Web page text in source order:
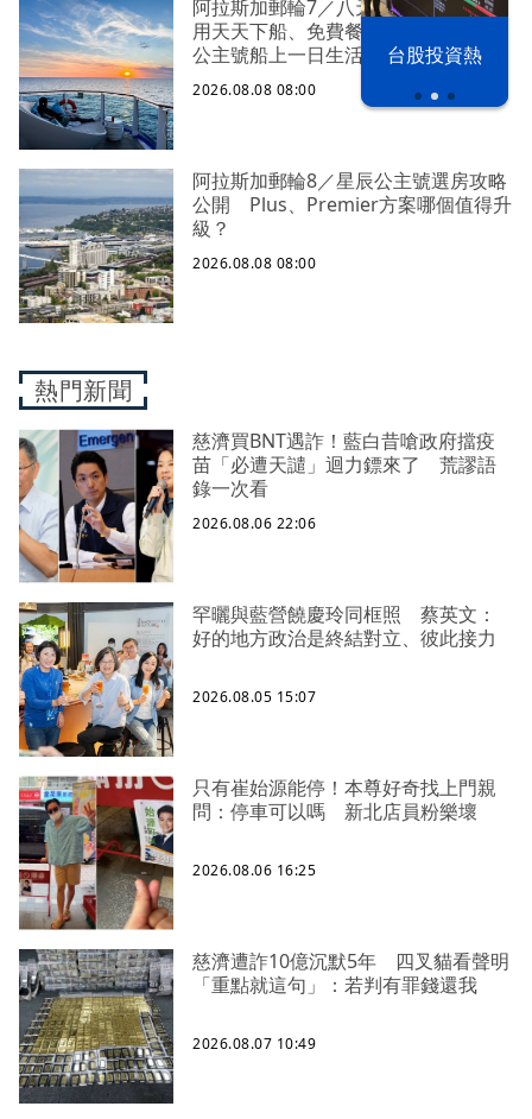
漢光42演習 台股投資熱
阿拉斯加郵輪7／八天七夜怎麼玩？不
用天天下船、免費餐廳吃不膩 星辰
公主號船上一日生活公開
2026.08.08 08:00
阿拉斯加郵輪8／星辰公主號選房攻略
公開 Plus、Premier方案哪個值得升
級？
2026.08.08 08:00
熱門新聞
慈濟買BNT遇詐！藍白昔嗆政府擋疫
苗「必遭天譴」迴力鏢來了 荒謬語
錄一次看
2026.08.06 22:06
罕曬與藍營饒慶玲同框照 蔡英文：
好的地方政治是終結對立、彼此接力
2026.08.05 15:07
只有崔始源能停！本尊好奇找上門親
問：停車可以嗎 新北店員粉樂壞
2026.08.06 16:25
慈濟遭詐10億沉默5年 四叉貓看聲明
「重點就這句」：若判有罪錢還我
2026.08.07 10:49